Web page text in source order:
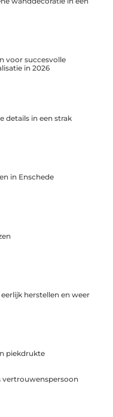
voor succesvolle
in 2026
details in een strak
in Enschede
herstellen en weer
piekdrukte
vertrouwenspersoon